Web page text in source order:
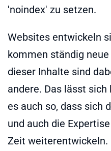
'noindex' zu setzen.
Websites entwickeln
kommen ständig
dieser Inhalte sind
andere. Das lässt
es auch so, dass sich
und auch die
Zeit weiterentwickeln.